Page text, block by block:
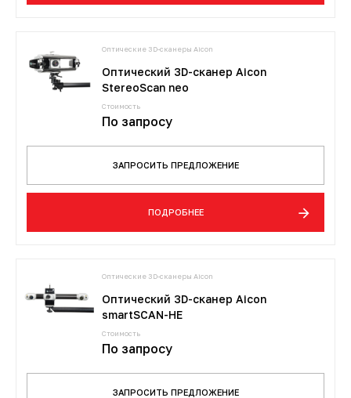
Оптические 3D-сканеры Aicon
Оптический 3D-сканер Aicon
StereoScan neo
Стоимость
По запросу
ЗАПРОСИТЬ ПРЕДЛОЖЕНИЕ
ПОДРОБНЕЕ
Оптические 3D-сканеры Aicon
Оптический 3D-сканер Aicon
smartSCAN-HE
Стоимость
По запросу
ЗАПРОСИТЬ ПРЕДЛОЖЕНИЕ